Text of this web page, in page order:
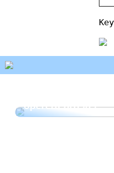
operera bröstet